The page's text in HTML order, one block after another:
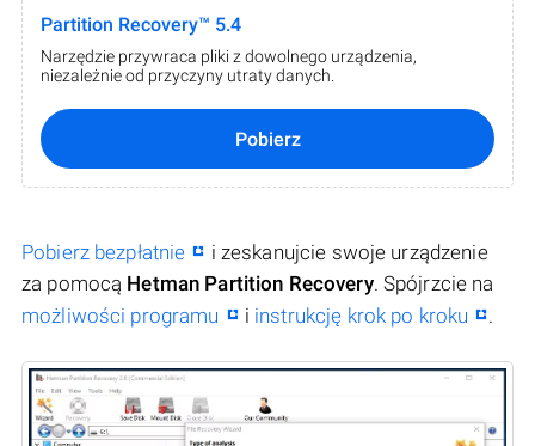
Partition Recovery™ 5.4
Narzędzie przywraca pliki z dowolnego urządzenia,
niezależnie od przyczyny utraty danych.
Pobierz
Pobierz bezpłatnie
i zeskanujcie swoje urządzenie
za pomocą Hetman Partition Recovery. Spójrzcie na
możliwości programu
i instrukcję krok po kroku .